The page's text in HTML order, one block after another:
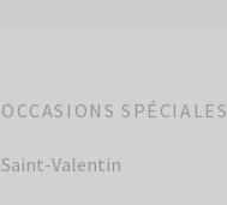
OCCASIONS SPÉCIALES
Saint-Valentin